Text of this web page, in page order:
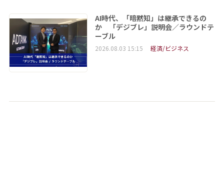
AI時代、「暗黙知」は継承できるの
か 「デジブレ」説明会／ラウンドテ
ーブル
2026.08.03 15:15 経済/ビジネス